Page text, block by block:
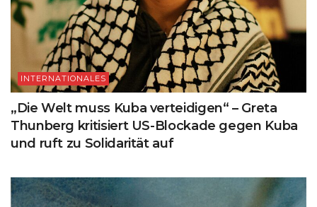
INTERNATIONALES
„Die Welt muss Kuba verteidigen“ – Greta
Thunberg kritisiert US-Blockade gegen Kuba
und ruft zu Solidarität auf